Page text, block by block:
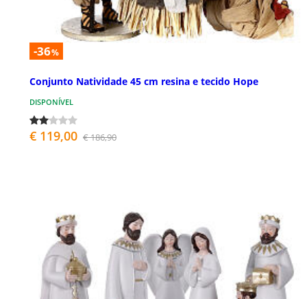
-36%
Conjunto Natividade 45 cm resina e tecido Hope
DISPONÍVEL
€ 119,00 € 186,90